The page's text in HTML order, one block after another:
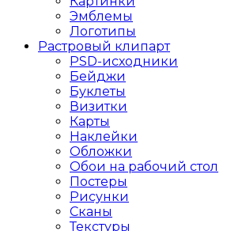
Эмблемы
Логотипы
Растровый клипарт
PSD-исходники
Бейджи
Буклеты
Визитки
Карты
Наклейки
Обложки
Обои на рабочий стол
Постеры
Рисунки
Сканы
Текстуры